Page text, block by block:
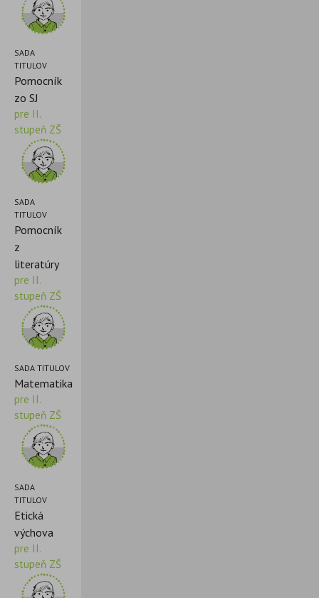
SADA
TITULOV
Pomocník
zo SJ
pre II.
stupeň ZŠ
SADA
TITULOV
Pomocník
z
literatúry
pre II.
stupeň ZŠ
SADA TITULOV
Matematika
pre II.
stupeň ZŠ
SADA
TITULOV
Etická
výchova
pre II.
stupeň ZŠ